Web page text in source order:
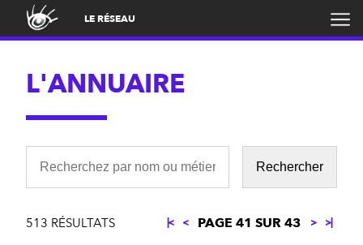
LE RÉSEAU
L'ANNUAIRE
513 RÉSULTATS PAGE 41 SUR 43